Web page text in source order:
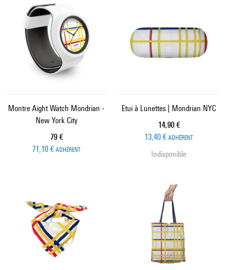
Montre Aight Watch Mondrian -
New York City
Prix ​​actuel
79 €
71,10 € ADHÉRENT
Etui à Lunettes | Mondrian NYC
Prix ​​actuel
14,90 €
13,40 € ADHÉRENT
Indisponible